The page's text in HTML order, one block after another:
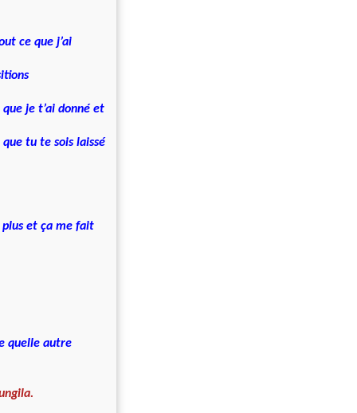
tout ce que j’ai
je t’ai donné et
tu te sois laissé
plus et ça me fait
quelle autre